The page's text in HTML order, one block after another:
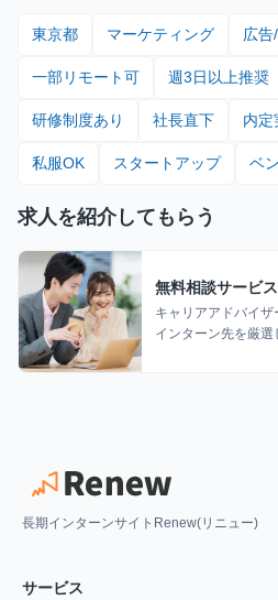
東京都 マーケティング 広告
一部リモート可 週3日以上推奨
研修制度あり 社長直下 内定
私服OK スタートアップ ベ
求人を紹介してもらう
無料相談サービス
キャリアアドバイ
インターン先を厳選
長期インターンサイトRenew(リニュー)
サービス